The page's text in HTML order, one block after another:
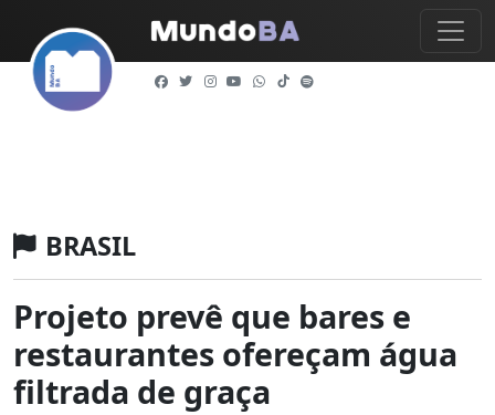
BRASIL
Projeto prevê que bares e
restaurantes ofereçam água
filtrada de graça